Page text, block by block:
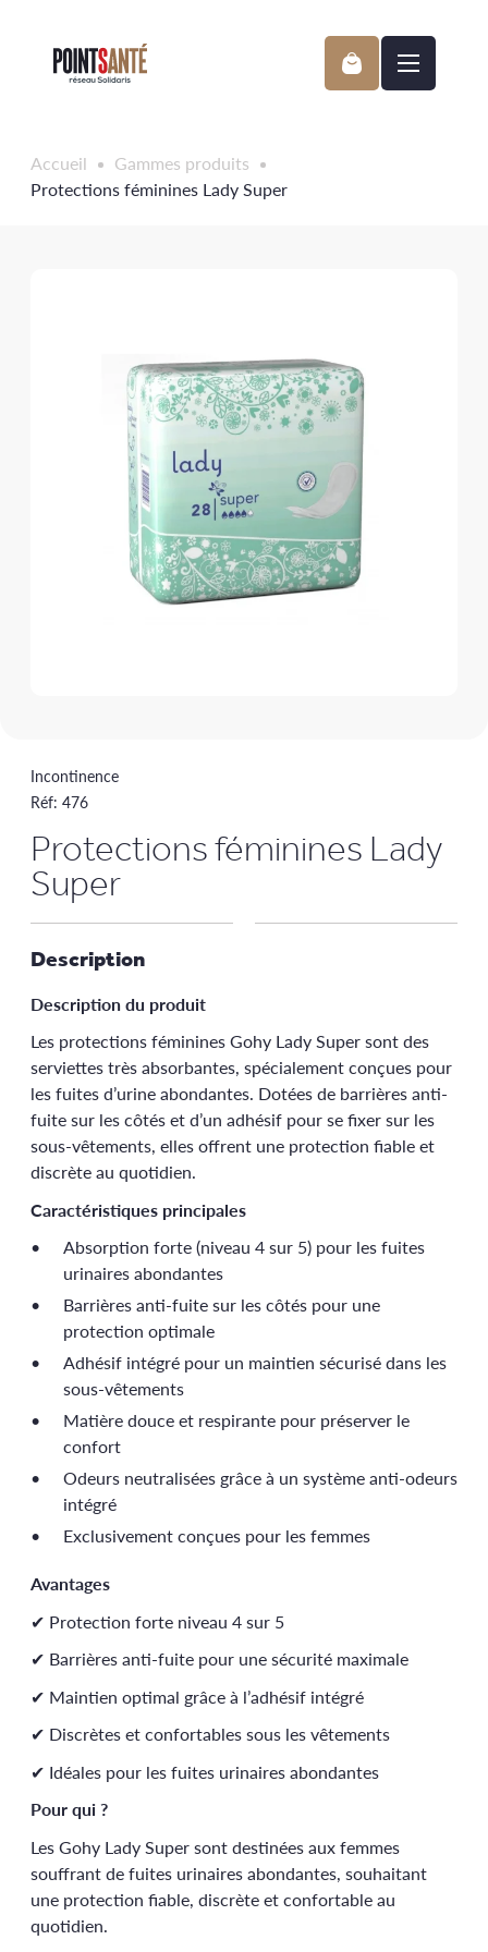
contenu
Accueil
Gammes produits
Protections féminines Lady Super
Incontinence
Réf: 476
Protections féminines Lady
Super
Description
Description du produit
Les protections féminines Gohy Lady Super sont des
serviettes très absorbantes, spécialement conçues pour
les fuites d’urine abondantes. Dotées de barrières anti-
fuite sur les côtés et d’un adhésif pour se fixer sur les
sous-vêtements, elles offrent une protection fiable et
discrète au quotidien.
Caractéristiques principales
Absorption forte (niveau 4 sur 5) pour les fuites
urinaires abondantes
Barrières anti-fuite sur les côtés pour une
protection optimale
Adhésif intégré pour un maintien sécurisé dans les
sous-vêtements
Matière douce et respirante pour préserver le
confort
Odeurs neutralisées grâce à un système anti-odeurs
intégré
Exclusivement conçues pour les femmes
Avantages
✔ Protection forte niveau 4 sur 5
✔ Barrières anti-fuite pour une sécurité maximale
✔ Maintien optimal grâce à l’adhésif intégré
✔ Discrètes et confortables sous les vêtements
✔ Idéales pour les fuites urinaires abondantes
Pour qui ?
Les Gohy Lady Super sont destinées aux femmes
souffrant de fuites urinaires abondantes, souhaitant
une protection fiable, discrète et confortable au
quotidien.